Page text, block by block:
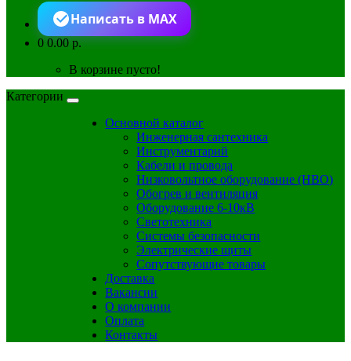
Написать в MAX
00.00 р.
В корзине пусто!
Категории
Основной каталог
Инженерная сантехника
Инструментарий
Кабели и провода
Низковольтное оборудование (НВО)
Обогрев и вентиляция
Оборудование 6-10кВ
Светотехника
Системы безопасности
Электрические щиты
Сопутствующие товары
Доставка
Вакансии
О компании
Оплата
Контакты